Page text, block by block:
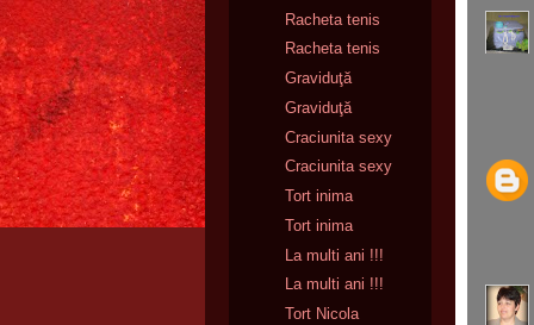
Racheta tenis
Racheta tenis
Graviduţă
Graviduţă
Craciunita sexy
Craciunita sexy
Tort inima
Tort inima
La multi ani !!!
La multi ani !!!
Tort Nicola